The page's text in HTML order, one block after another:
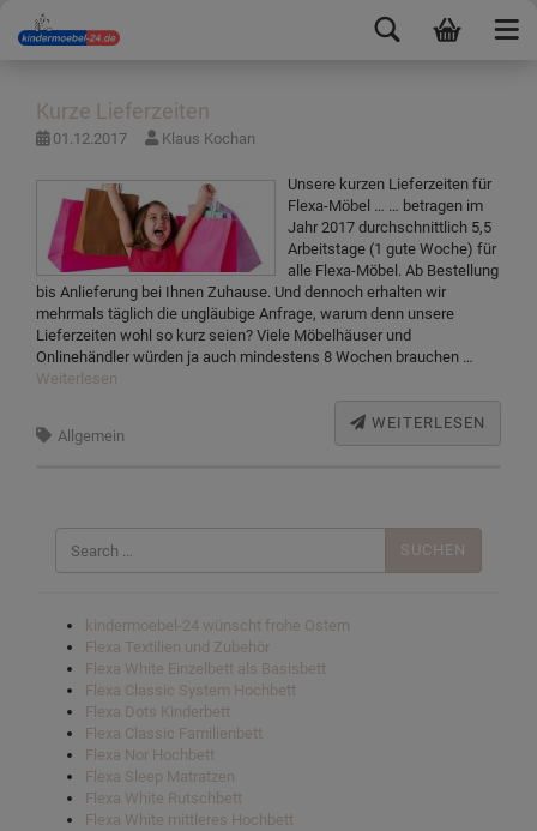
Kurze Lieferzeiten
01.12.2017 Klaus Kochan
Unsere kurzen Lieferzeiten für
Flexa-Möbel … … betragen im
Jahr 2017 durchschnittlich 5,5
Arbeitstage (1 gute Woche) für
alle Flexa-Möbel. Ab Bestellung
bis Anlieferung bei Ihnen Zuhause. Und dennoch erhalten wir
mehrmals täglich die ungläubige Anfrage, warum denn unsere
Lieferzeiten wohl so kurz seien? Viele Möbelhäuser und
Onlinehändler würden ja auch mindestens 8 Wochen brauchen …
Weiterlesen
WEITERLESEN
Allgemein
Suchen
nach:
kindermoebel-24 wünscht frohe Ostern
Flexa Textilien und Zubehör
Flexa White Einzelbett als Basisbett
Flexa Classic System Hochbett
Flexa Dots Kinderbett
Flexa Classic Familienbett
Flexa Nor Hochbett
Flexa Sleep Matratzen
Flexa White Rutschbett
Flexa White mittleres Hochbett